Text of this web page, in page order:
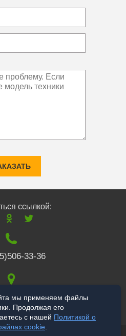
ссылкой:
33-36
,г. Москва,
ш., 132
мы применяем файлы
Продолжая его
с нашей Политикой о
cookie